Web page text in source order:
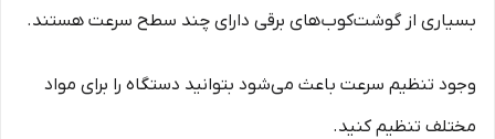
بسیاری از گوشت‌کوب‌های برقی دارای چند سطح سرعت هستند.
وجود تنظیم سرعت باعث می‌شود بتوانید دستگاه را برای مواد
مختلف تنظیم کنید.